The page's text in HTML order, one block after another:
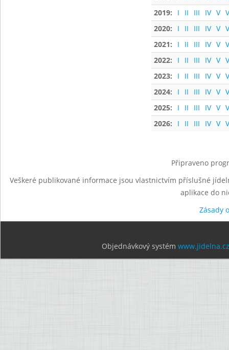
2019:
I II III IV V
2020:
I II III IV V
2021:
I II III IV V
2022:
I II III IV V
2023:
I II III IV V
2024:
I II III IV V
2025:
I II III IV V
2026:
I II III IV V
Připraveno
Veškeré publikované informace jsou vlastnictvím příslušné
aplikace do
Zásady
Objednávkový systém www.jidelna.cz